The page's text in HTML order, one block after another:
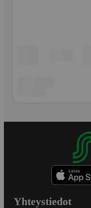
Yhteystiedot